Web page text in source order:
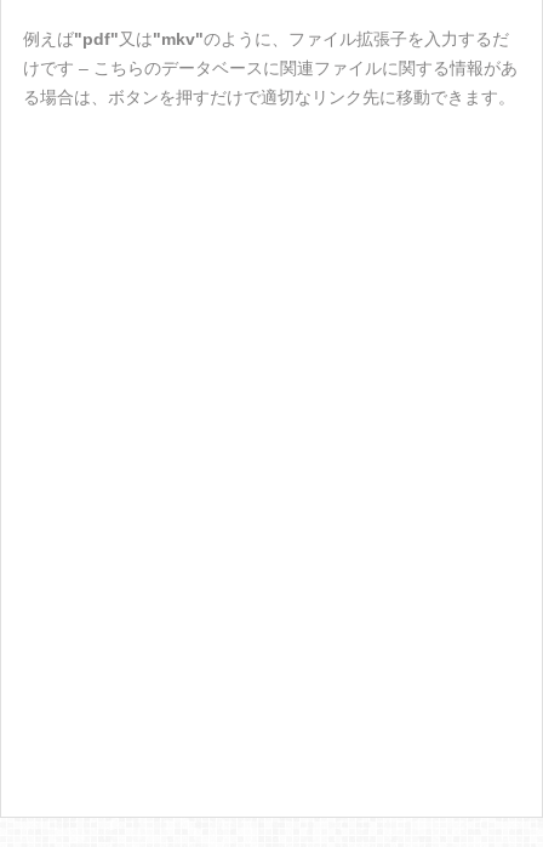
例えば"pdf"又は"mkv"のように、ファイル拡張子を入力するだ
けです – こちらのデータベースに関連ファイルに関する情報があ
る場合は、ボタンを押すだけで適切なリンク先に移動できます。